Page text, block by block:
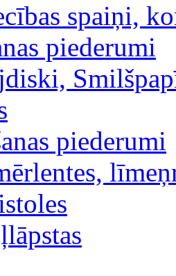
spaiņi,
piederumi
piederumi